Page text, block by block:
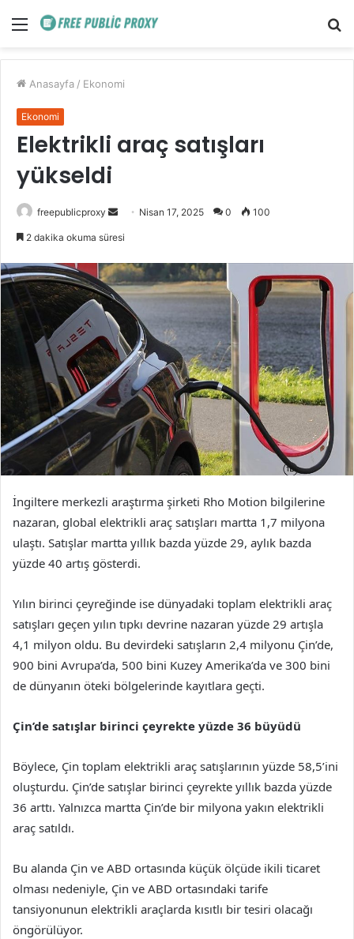
Menü
Anasayfa / Ekonomi
Ekonomi
Elektrikli araç satışları
yükseldi
freepublicproxy
Bir
göndermek
Nisan 17, 2025 0 100
2 dakika okuma süresi
İngiltere merkezli araştırma şirketi Rho Motion bilgilerine
nazaran, global elektrikli araç satışları martta 1,7 milyona
ulaştı. Satışlar martta yıllık bazda yüzde 29, aylık bazda
yüzde 40 artış gösterdi.
Yılın birinci çeyreğinde ise dünyadaki toplam elektrikli araç
satışları geçen yılın tıpkı devrine nazaran yüzde 29 artışla
4,1 milyon oldu. Bu devirdeki satışların 2,4 milyonu Çin’de,
900 bini Avrupa’da, 500 bini Kuzey Amerika’da ve 300 bini
de dünyanın öteki bölgelerinde kayıtlara geçti.
Çin’de satışlar birinci çeyrekte yüzde 36 büyüdü
Böylece, Çin toplam elektrikli araç satışlarının yüzde 58,5’ini
oluşturdu. Çin’de satışlar birinci çeyrekte yıllık bazda yüzde
36 arttı. Yalnızca martta Çin’de bir milyona yakın elektrikli
araç satıldı.
Bu alanda Çin ve ABD ortasında küçük ölçüde ikili ticaret
olması nedeniyle, Çin ve ABD ortasındaki tarife
tansiyonunun elektrikli araçlarda kısıtlı bir tesiri olacağı
öngörülüyor.